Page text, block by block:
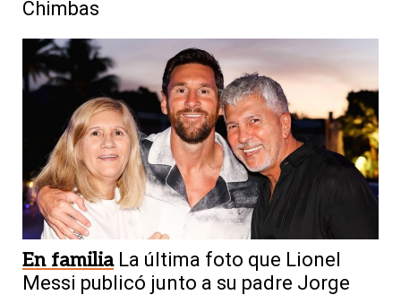
Chimbas
En familia La última foto que Lionel
Messi publicó junto a su padre Jorge